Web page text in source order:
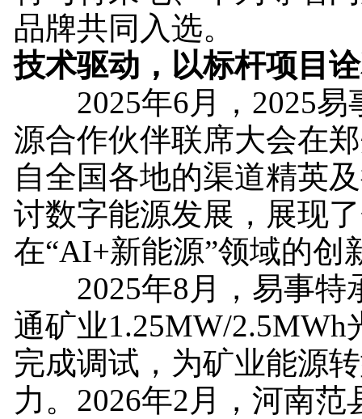
品牌共同入选。
技术驱动，以标杆项目
2025年6月，2025易
源合作伙伴联席大会在
自全国各地的渠道精英
讨数字能源发展，展现
在“AI+新能源”领域的创
2025年8月，易事特
通矿业1.25MW/2.5MWh
完成调试，为矿业能源
力。2026年2月，河南范